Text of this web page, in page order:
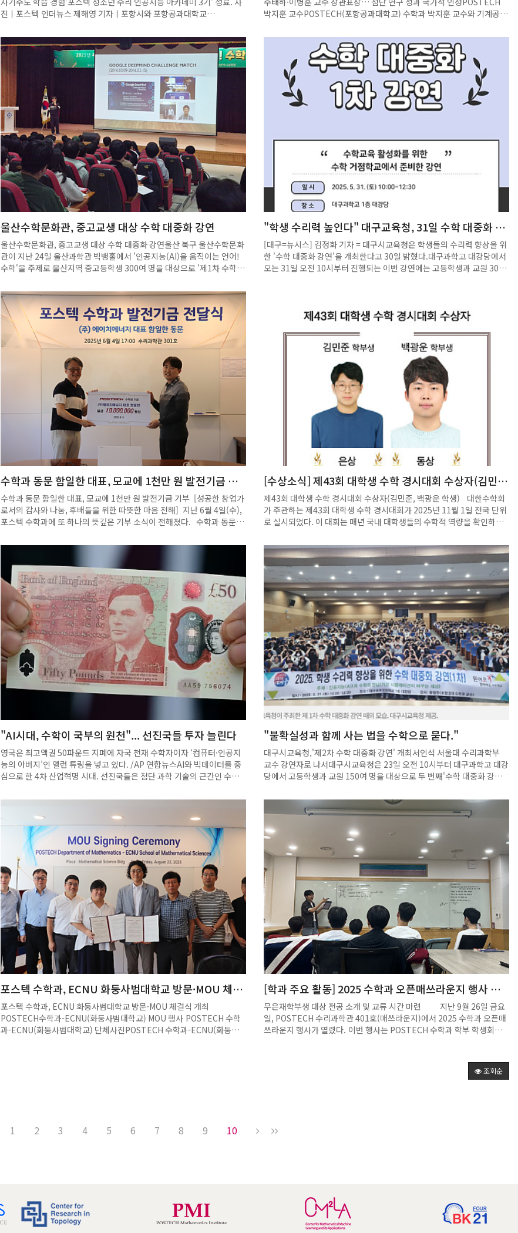
진ㅣ포스텍 인더뉴스 제해영 기자ㅣ포항시와 포항공과대학교
육문화기획사 몬도디하나가 공동 주최한 ‘포스텍 청소년 수리 인공지능
아카데미 3기’가 지난 7일 수료식을 끝으로 성료했습니다.이번 프로그램
에는 포항시에 거주하는 고등학생 30명이 참여해 수료했으며, 지역 청소
년의 높은 몰입도와 열정을 확인할 수 있는 교육 과정으로 자리매김했습니
다.여타 청소년 대상 인공지능 교육과 달리, 이 아카데미는 수학을 기반으
로 AI 모델을 직접 설계하는 심화형 커리큘럼으로 구성돼 차별화된 교육
성과를 거뒀습니다.5월 17일부터 4주간 매주 토요일 POSTECH 수리과
학관에서 진행된 수업은 인공지능 개념과 원리, Python 코딩 실습, 머신
러닝 알고리즘(SVM, MLP, CNN) 등을 중심으로 이뤄졌습니다.수업 전반
에서 수학이 중심 도구로 작용했으며, 수학적 원리를 학습한 뒤 이를 실제
AI 모델링에 적용하는 방식으로 구성돼 높은 완성도를 보였습니다. 정재
훈 교수와 POSTECH 소속 강사진은 고등학생 눈높이에 맞춰 용어와 사례
를 구성해 대학 수준의 내용을 효과적으로 전달했습니다. 수업 후반에는
MNIST 손글씨 인식, 확률 기반 분류 문제 해결 등 실생활 주제 중심의 프
로젝트가 운영돼 학생들이 탐구와 설계, 실험과 피드백의 과정을 경험할
수 있도록 했습니다. 또한 모든 수업은 학생의 질문을 적극 수용하는 피드
백 중심으로 운영됐으며, 강사와 조교들이 1:1 방식으로 개별 지도를 제공
덕분에 지식의 한계를 넘을 수 있었고, 생명과학과 인공지능의 융합 가능
성을 새롭게 인식했다”고 말했습니다. 또한 “SVM 결정경계에 대한 질문
을 했을 때 대학 수학 수준의 라그랑주 승수법으로 설명받으며 학습의 기
지속됐으며, 수업 외 시간에도 입시와 진로에 대한 조언이 자연스럽게 오
갔습니다. 정재훈 교수는 “청소년들이 AI를 통해 자기 세계를 수학적으로
해석하고 표현하는 힘을 기를 수 있도록 돕는 데 중점을 뒀다”며 “이번 경
험이 창의적 문제 해결력과 자기주도 학습 역량을 키우는 데 의미 있는 발
판이 되길 바란다”고 전했습니다. 수료생 전원에게는 POSTECH 명의의
공식 수료증이 수여됐으며, 4기 참가자 모집은 하반기에 진행될 예정입니
다. 몬도디하나와 연구진은 향후 교재를 인문학적으로 재구성하기 위한
작업도 계획하고 있습니다. 수학 중심 AI 교육, 세계적 연구진의 설계, 문
제해결형 수업을 특징으로 하는 이번 아카데미는 청소년들의 미래형 사고
훈련 플랫폼으로 자리매김하고 있습니다.출처: (인더뉴스)
박지훈 교수POSTECH(포항공과대학교) 수학과 박지훈 교수와 기계공학
‘2025년 과학·정보통신의 날’ 기념식에서 ‘과학기술포장’과 ‘국무총리표
창’을 받았다. 박지훈 교수는 대수기하학 분야의 연구와 교육에 헌신하며
한국 대수기하학의 학문적 지평을 넓히고 국제적 위상을 높이는 데 기여한
공로로 ‘과학기술진흥 유공’ 부문에서 과학기술포장을 수훈했다. 특히, 박
교수는 사사키-아인슈타인 계량을 가지는 5차원 단순연결 유리구 분류, 3
차원 파노 초곡면의 비유리성 추측, 3차 대수곡면과 가군 작용의 상관관계
추측, 등 수학계의 오래된 난제들을 해결했다.또한, 장진아 교수는 ‘국가연
과 세포의 미세 환경을 정교하게 재현해 프린팅된 장기의 기능을 극대화하
는 데 주력하고 있으며, 현재까지 심장, 연골, 간 등 19종 이상의 조직·장
기 특이적 바이오잉크를 개발해 해당 분야에서 독보적인 기술력을 확보하
고 있다.이외에도 화학과 주태하 교수와 전자전기공학과·반도체공학과
이병훈 교수가 ‘과학기술진흥 유공’ 부문에서 과학기술정보통신부 장관표
창을 각각 받았다. 주 교수는 시간영역 분광학 기법을 개발하고 관련 이론
을 정립했으며, 이를 초고속 화학반응 연구에 적용해 복잡한 반응 메커니
즘과 분자의 양자 동역학을 규명해 왔다. 특히 시간 분해 형광을 활용한 핵
그 독창성과 탁월성을 높이 평가받고 있다.또한, 이 교수는 미래소자연구
실, 국가반도체연구실 사업을 통해 초저전력 반도체 관련 핵심 기술 난제
를 해결하기위한 연구를 선도하고 있다. 특히 HfO₂(하프늄 산화물) 절연
구 발전과 국가 핵심 산업 경쟁력 강화에 기여했다.이번 수상은
POSTECH이 대수기하학, 3D 바이오프린팅, 반도체, 기초과학 등 첨단
분야에서 이룬 연구 성과가 국가적으로 인정받은 결과다. POSTECH 관
계자는 “앞으로도 혁신적인 연구와 인재 양성을 통해 국가 과학기술 발전
과 미래 성장 동력 확보에 더욱 기여하겠다”라고 밝혔다. 출처 : 교수신문
(http://www.kyosu.net)
울산수학문화관, 중고교생 대상 수학 대중화 강연
울산수학문화관, 중고교생 대상 수학 대중화 강연울산 북구 울산수학문화
관이 지난 24일 울산과학관 빅뱅홀에서 '인공지능(AI)을 움직이는 언어!
수학'을 주제로 울산지역 중고등학생 300여 명을 대상으로 '제1차 수학
지난 24일 울산과학관 빅뱅홀에서 '제1차 수학 대중화 강연'을 열었다.'수
학 대중화 강연'은 수학이 어렵고 딱딱한 학문이라는 인식을 넘어 일상생
활과 다양한 분야에서 수학이 어떻게 활용되는지 전문가를 초청해 쉽게 풀
어 설명하는 강연이다. 이번 강연은 '인공지능(AI)을 움직이는 언어! 수
학'을 주제로 울산지역 중고등학생 300여 명을 대상으로 진행됐다.강연에
는 장진우 포항공과대학교(POSTECH) 수학과 교수가 초청돼 인공지능
의 핵심 개념을 인문학적(언어) 시각과 이공학적(수학) 시각에서 풀어냈
다. 인공지능이 겉으로는 '말하고 생각하는' 것처럼 보이지만 실제로는 '수
학적 계산의 연속'임을 학생들의 눈높이에 맞춰 쉽고 흥미롭게 설명했다.
학생들은 인공지능의 언어인 수학의 중요성과 수학을 활용한 문제 해결 접
근 방법, 그리고 논리적 사고와 수학적 사고가 이공계 진로에 미치는 영향
까지 폭넓게 익혔다. 민창연기자 changyoni@ulsanpress.net출
처: https://www.ulsanpress.net/news/articleView.html?
idxno=551546
"학생 수리력 높인다" 대구교육청, 31일 수학 대중화 강
연
[대구=뉴시스] 김정화 기자 = 대구시교육청은 학생들의 수리력 향상을 위
한 '수학 대중화 강연'을 개최한다고 30일 밝혔다.대구과학고 대강당에서
오는 31일 오전 10시부터 진행되는 이번 강연에는 고등학생과 교원 300
형주 포항공과대학교 수학과 교수가 '인공지능(AI)과 수학의 만남'을 주제
고 인공지능을 올바른 방향으로 발전시키고 활용하기 위해서는 수학이 근
간이 되어야 함을 강조할 예정이다.수학을 전공한 학생들이 선택할 수 있
는 직업에 대해 안내하는 진로 모색의 시간도 운영될 예정이다.황형주 교
수는 단편적인 사례 중심의 기존 기계학습 연구의 패러다임에서 벗어나 수
학을 이용하여 인공지능(AI)의 작동 원리를 규명하고 반도체와 의·생명
분야 등 산업 현장의 난제를 해결하기 위한 수학적 기반의 인공지능 연구
자로 인정받고 있다.강은희 교육감은 "수학의 유용성을 깨닫고 깊이 있는
수학 공부를 통해 창의적 사고력과 문제 해결력을 키우길 바란다"고 말했
다.◎공감언론 뉴시스 jungk@newsis.com
수학과 동문 함일한 대표, 모교에 1천만 원 발전기금 기
부
수학과 동문 함일한 대표, 모교에 1천만 원 발전기금 기부 [성공한 창업가
로서의 감사와 나눔, 후배들을 위한 따뜻한 마음 전해] 지난 6월 4일(수),
포스텍 수학과에 또 하나의 뜻깊은 기부 소식이 전해졌다. 수학과 동문인
이다. 이번 기부는 기술지주회사이자 액셀러레이터로 초기 스타트업 및
벤처 기업에 투자하고 있는 ㈜이앤인베스트먼트를 통해 이루어졌으며, 회
사 측은 포스텍 수학과 측에 해당 내용을 직접 전달하고 향후 협력 방안에
대한 기대를 함께 밝혔다. ㈜에이치에너지는 지난 2018년, 학교법인 포
항공과대학교와 ㈜이앤인베스트먼트가 공동 조성한 ‘테크이노베이션 투
자조합’을 통해 약 2억 원의 초기 투자를 유치한 바 있다. 이후 괄목할 만한
성장을 이루었으며, 그 성과 중 일부를 기반으로 이번 기부가 실현되었다.
기부를 결정한 함일한 대표는 “모교의 따뜻한 지원이 있었기에 지금의 성
장이 가능했다”며, “수학과가 더 큰 도약을 이루고, 후배들이 더 좋은 환경
에서 학문에 몰두할 수 있기를 바라는 마음에서 기부를 결정했다”고 전했
다. 특히 이날 오후, 수리과학관 301호에서 기부금 전달식이 진행되었으
며, 수학과 주임교수와 학과 구성원이 함께 자리해 감사의 뜻을 전했다.
한편, ㈜이앤인베스트먼트는 이번 기부를 계기로 수학과 구성원들을 대상
으로 자사의 주요 투자 사례 및 스타트업 생태계에 대한 소개의 장을 마련
를 도모하는 의미 있는 제안으로 평가된다. 수학과는 함일한 대표의 따뜻
한 뜻을 소중히 새기며, 기부금이 수학과의 발전은 물론 미래 인재 양성에
[수상소식] 제43회 대학생 수학 경시대회 수상자(김민
준, 백광운 학생)
제43회 대학생 수학 경시대회 수상자(김민준, 백광운 학생) 대한수학회
가 주관하는 제43회 대학생 수학 경시대회가 2025년 11월 1일 전국 단위
로 실시되었다. 이 대회는 매년 국내 대학생들의 수학적 역량을 확인하고
분하여 평가가 이루어진다. 올해 대회 결과는 12월 3일 공식 발표되었으
며, 각 분야에서 우수한 성적을 거둔 수상자가 선정되었다. 이번 대회에서
는 분야별로 대상, 금상, 은상, 동상이 수여되었다. 대상·금상·은상 수상
자에게는 상장과 함께 각각 100만 원, 20만 원, 10만 원의 상금이 지급되
며, 동상 수상자에게는 상장과 5만 원 상당의 모바일 상품권이 제공된다.
시상식은 12월 22일(월) 오후 2시, 한국과학기술회관에서 개최될 예정이
다. 모든 수상자에게 제공되는 상금 및 부상은 시상식 이후 개별적으로 전
달될 예정이다. 우리 학과에서도 의미 있는 성과가 이어졌다. 제1분야에
서 김민준(수학 2023학번, 지도교수 전보광) 학생이 은상을, 백광운(수학
2024학번, 지도교수 전보광) 학생이 동상을 수상했다. 학과에서는 매년
재학생들의 도전을 장려하기 위해 전형료, 교통비, 식비, 일비 등 참가비
전반을 지원하고 있으며, 이를 통해 더 많은 학생들이 전국 규모의 학술 경
시대회에 참여할 수 있도록 돕고 있다. 이번 수상은 학생 개인의 노력뿐 아
니라 학과의 지속적인 지원 정책이 결실을 맺은 사례이기도하다. 이번 제
43회 대학생 수학 경시대회에서 좋은 성과를 거둔 학생들에게 축하를 전
하며, 앞으로도 많은 학생들이 수학적 역량을 넓히고 성장할 수 있기를 기
대한다.
"AI시대, 수학이 국부의 원천"... 선진국들 투자 늘린다
영국은 최고액권 50파운드 지폐에 자국 천재 수학자이자 ‘컴퓨터·인공지
능의 아버지’인 앨런 튜링을 넣고 있다. /AP 연합뉴스AI와 빅데이터를 중
심으로 한 4차 산업혁명 시대. 선진국들은 첨단 과학 기술의 근간인 수학
자본주의의 시대: 수학의 힘이 세상을 바꾼다’는 제목의 보고서를 냈다.
째도 수학”이라며 “수학은 파괴적 혁신을 일으킬 보편적이고 강력한 도구
로, 국부(國富)의 원천이 될 것”이라는 것. 기초과학 강국인 일본은 대학
수학 교육을 더욱 쇄신하고 전공자 처우도 크게 개선하고 있다.산업혁명
과 자본주의의 발상지인 영국도 ‘수학의 시대’란 총리 보고서에서 “AI부터
첨단 의학, 스마트시티, 자율 주행 자동차, 항공우주 등 21세기 산업의 심
장은 수학”이라고 선언했다. 또 “수학의 투자액 대비 경제 가치 창출 효과
는 588배로, 물리학·공학·화학을 압도한다”고 했다. 최고액권인 50파운
드 지폐엔 자국의 천재 수학자 앨런 튜링을 넣었다.미국과 기술 패권을 다
투는 중국도 주요 국립대를 중심으로 수학 인재를 발굴해 집중적으로 키우
는 ‘기초 강화 계획’을 집행 중이다.송용진 인하대 수학과 명예교수는 “인
류는 미래에 기존 방법론으로 안 되는 것들에 도전해야 하는데, 수학으로
익힌 사고력과 문제 해결 능력이 큰 힘을 발휘한다”며 “수학을 이해하는
사람만이 새로운 패러다임에 적응할 것”이라고 했다.
"불확실성과 함께 사는 법을 수학으로 묻다."
대구시교육청,'제2차 수학 대중화 강연' 개최서인석 서울대 수리과학부
교수 강연자로 나서대구시교육청은 23일 오전 10시부터 대구과학고 대강
당에서 고등학생과 교원 150여 명을 대상으로 두 번째'수학 대중화 강
수의 '인공지능과 수학의 만남'에 이어 서인석 서울대 수리과학부 교수가
'인류는 어떻게 불확실성과 함께 살아가고 있는가?'라는 주제로 진행한다.
서 교수는 복잡계에서의 메타안정성(metastability)을 규명하는 연구로
대한수학회 논문상(2025)을 수상했으며, 확률과 무작위성을 주제로 한
공개 강연을 통해 "불확실한 세계를 읽는 수학"을 대중과 꾸준히 소통해
온 수학자다.이날 강연을 통해 서 교수는 확률론과 확률과정 연구를 바탕
으로 인류가 불확실성 속에서 질서를 찾아온 과정을 소개한다. 또, 불확실
성을 이해하고 이에 대응하는 수학적 사고의 힘을 강조할 예정이다.한편,
오는 30일에는 홍영준 서울대 수리과학부 교수가 '수치해석학, 근사와 과
학계산의 예술'을 주제로, 10월 25일에는 박형주 아주대 석좌교수가 '근·
현대 한국 수학의 파노라마'를 주제로 각각 수학 대중화 강연을 이어간다.
포스텍 수학과, ECNU 화둥사범대학교 방문·MOU 체결
식 개최
포스텍 수학과, ECNU 화둥사범대학교 방문·MOU 체결식 개최
POSTECH수학과-ECNU(화둥사범대학교) MOU 행사 POSTECH 수학
과-ECNU(화둥사범대학교) 단체사진POSTECH 수학과-ECNU(화둥사
원회 간담회, 연구분야별 간담회 그리고 포스텍 대외부총장과의 공식 면
[학과 주요 활동] 2025 수학과 오픈매쓰라운지 행사 개
최
무은재학부생 대상 전공 소개 및 교류 시간 마련 지난 9월 26일 금요
일, POSTECH 수리과학관 401호(매쓰라운지)에서 2025 수학과 오픈매
쓰라운지 행사가 열렸다. 이번 행사는 POSTECH 수학과 학부 학생회가
전공 소개 및 교류를 목적으로 기획되었으며, 학생회 소개를 시작으로 수
학과 휴게공간인 매쓰라운지를 직접 체험하는 시간을 가졌다. 이어 수학
일반위상수학에서 배울 수 있는 내용을 주제로 수학의 이론적 깊이를 소개
부생들의 전공 선택에 실질적인 도움이 되는 자리가 되었다. POSTECH
수학과는 앞으로도 다양한 방식으로 학부생들과의 소통을 이어가며, 수학
전공에 대한 이해와 흥미를 높이기 위한 활동을 지속할 예정이
다.2025.09.26.
조회순
1 2 3 4 5 6 7 8 9 10